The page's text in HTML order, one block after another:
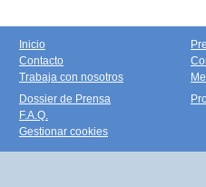
Inicio
Contacto
Trabaja con nosotros
Dossier de Prensa
F.A.Q.
Gestionar cookies